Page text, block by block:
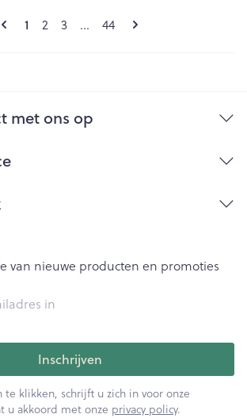
Pagina's
U lees momenteel pagina
1 Pagina
2 Pagina
3 ... Pagina
44
met ons op
van nieuwe producten en promoties
Inschrijven
te klikken, schrijft u zich in voor onze
u akkoord met onze privacy policy.